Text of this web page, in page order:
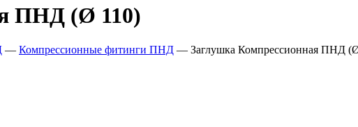
ПНД (Ø 110)
— Компрессионные фитинги ПНД — Заглушка Компрессионная ПНД